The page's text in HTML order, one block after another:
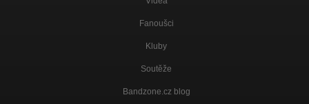
Fanoušci
Kluby
Soutěže
Bandzone.cz blog